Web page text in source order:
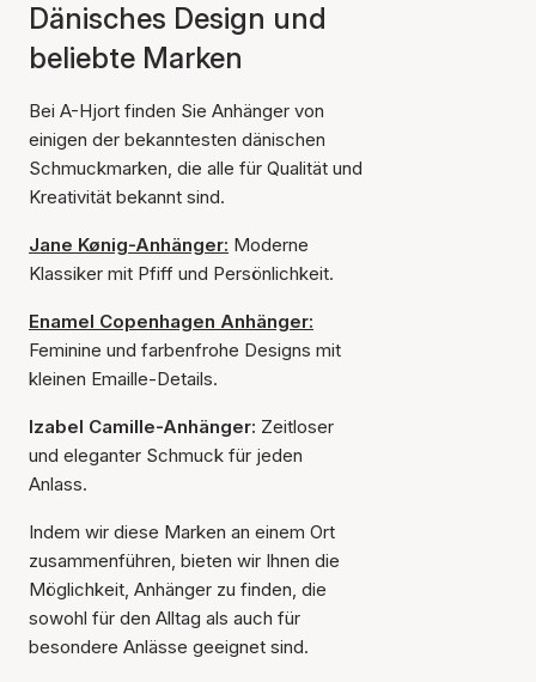
Dänisches Design und
beliebte Marken
Bei A-Hjort finden Sie Anhänger von
einigen der bekanntesten dänischen
Schmuckmarken, die alle für Qualität und
Kreativität bekannt sind.
Jane Kønig-Anhänger: Moderne
Klassiker mit Pfiff und Persönlichkeit.
Enamel Copenhagen Anhänger:
Feminine und farbenfrohe Designs mit
kleinen Emaille-Details.
Izabel Camille-Anhänger: Zeitloser
und eleganter Schmuck für jeden
Anlass.
Indem wir diese Marken an einem Ort
zusammenführen, bieten wir Ihnen die
Möglichkeit, Anhänger zu finden, die
sowohl für den Alltag als auch für
besondere Anlässe geeignet sind.